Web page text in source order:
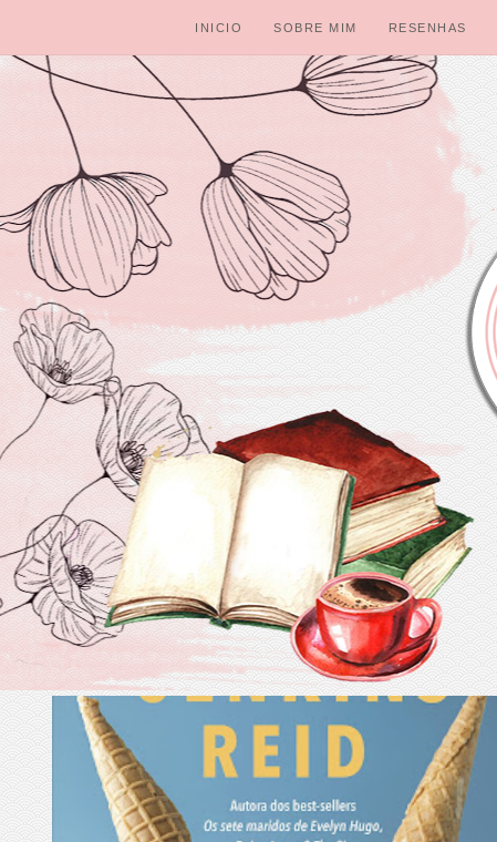
INICIO SOBRE MIM RESENHAS